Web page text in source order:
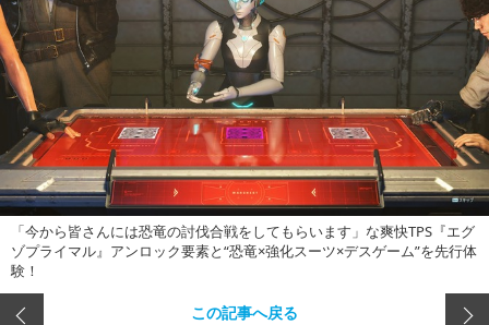
「今から皆さんには恐竜の討伐合戦をしてもらいます」な爽快TPS『エグ
ゾプライマル』アンロック要素と“恐竜×強化スーツ×デスゲーム”を先行体
験！
この記事へ戻る